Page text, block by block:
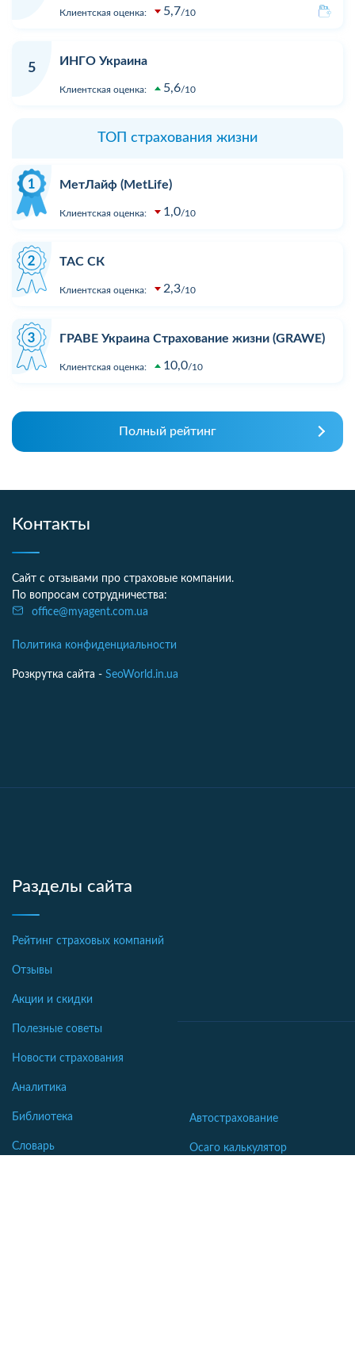
Клиентская оценка: 5,7 10
5
ИНГО Украина
Клиентская оценка: 5,6 10
ТОП страхования жизни
МетЛайф (MetLife)
Клиентская оценка: 1,0 10
ТАС СК
Клиентская оценка: 2,3 10
ГРАВЕ Украина Страхование жизни (GRAWE)
Клиентская оценка: 10,0 10
Полный рейтинг
Контакты
Сайт с отзывами про страховые компании.
По вопросам сотрудничества:
office@myagent.com.ua
Политика конфиденциальности
Розкрутка сайта - SeoWorld.in.ua
Разделы сайта
Рейтинг страховых компаний
Отзывы
Акции и скидки
Полезные советы
Новости страхования
Аналитика
Библиотека
Словарь
Автострахование
Осаго калькулятор